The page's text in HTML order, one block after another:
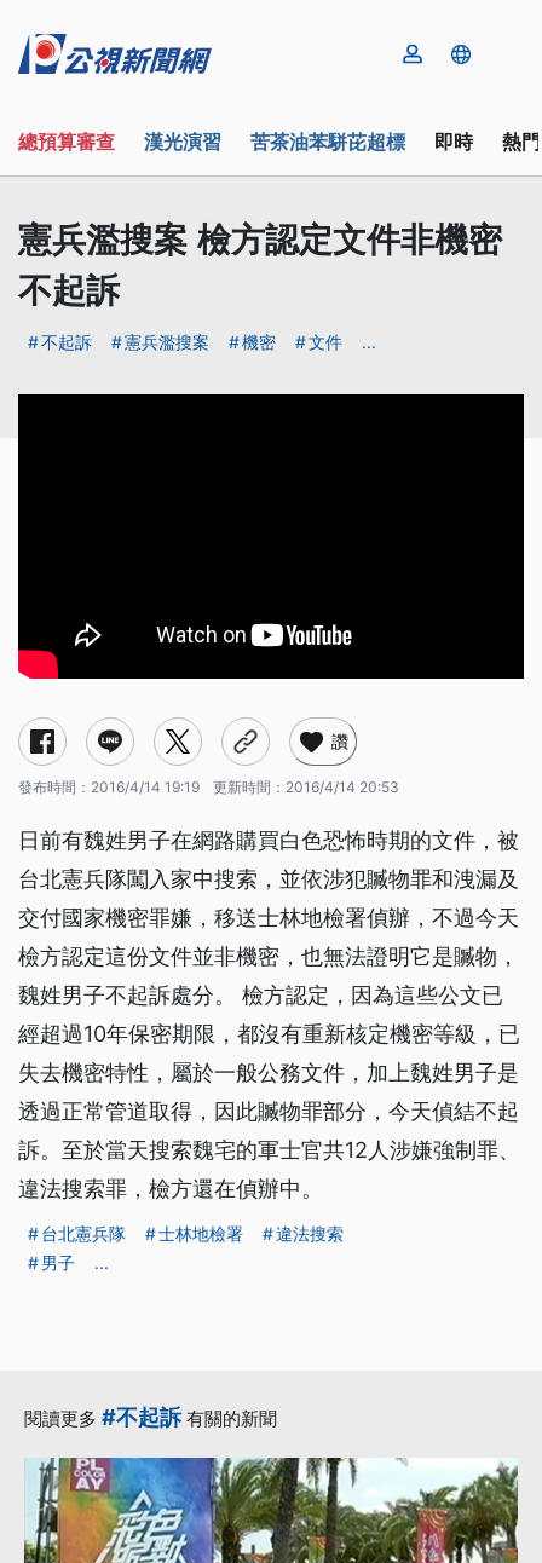
總預算審查 漢光演習 苦茶油苯駢芘超標 即時 熱
憲兵濫搜案 檢方認定文件非機密
不起訴
不起訴 憲兵濫搜案 機密 文件 ...
讚
發布時間： 2016/4/14 19:19 更新時間： 2016/4/14 20:53
日前有魏姓男子在網路購買白色恐怖時期的文件，被
台北憲兵隊闖入家中搜索，並依涉犯贓物罪和洩漏及
交付國家機密罪嫌，移送士林地檢署偵辦，不過今天
檢方認定這份文件並非機密，也無法證明它是贓物，
魏姓男子不起訴處分。 檢方認定，因為這些公文已
經超過10年保密期限，都沒有重新核定機密等級，已
失去機密特性，屬於一般公務文件，加上魏姓男子是
透過正常管道取得，因此贓物罪部分，今天偵結不起
訴。至於當天搜索魏宅的軍士官共12人涉嫌強制罪、
違法搜索罪，檢方還在偵辦中。
台北憲兵隊 士林地檢署
違法搜索
男子
...
閱讀更多 #不起訴有關的新聞